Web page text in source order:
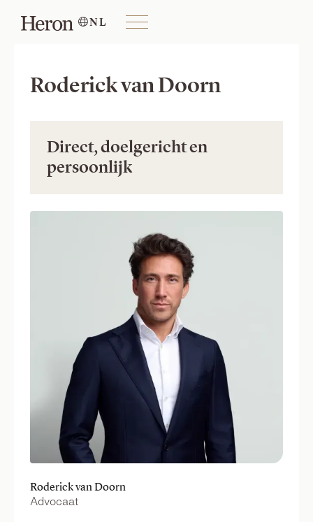
NL
Roderick van Doorn
Direct, doelgericht en
persoonlijk
Roderick van Doorn
Advocaat